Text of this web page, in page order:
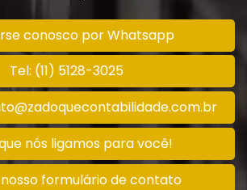
conosco por Whatsapp
Tel: (11) 5128-3025
nós ligamos para você!
formulário de contato